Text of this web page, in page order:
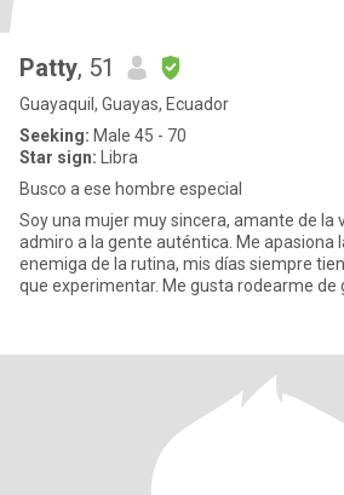
Patty, 51
Guayaquil, Guayas, Ecuador
Seeking: Male 45 - 70
Star sign: Libra
Busco a ese hombre especial
Soy una mujer muy sincera, amante de la
admiro a la gente auténtica. Me apasiona
enemiga de la rutina, mis días siempre
que experimentar. Me gusta rodearme de